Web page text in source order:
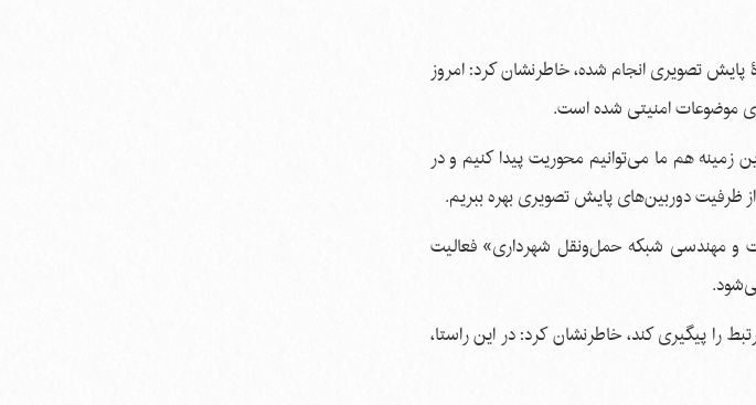
تصویری انجام شده، خاطرنشان کرد: امروز
موضوعات امنیتی شده است.
افزود: در این زمینه هم‌ ما می‌توانیم محوریت‌ پیدا کنیم و در
ظرفیت دوربین‌های پایش تصویری بهره ببریم.
و مهندسی شبکه حمل‌ونقل شهرداری» فعالیت
را پیگیری کند، خاطرنشان کرد: در این راستا،